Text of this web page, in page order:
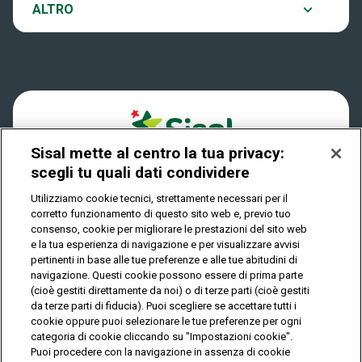
Play Your Date
Dove si gioca
Quanto si vince
Come riscuotere
ALTRO
Notifiche
Privacy
IL GIOCO È VIETATO AI MINORI E PUÒ CAUSARE
DIPENDENZA PATOLOGICA
© Copyright Sisal Italia S.p.A. - P.I. 02433760135
Privacy Cookies
Mappa
del
sito
Sisal mette al centro la tua privacy:
scegli tu quali dati condividere
Utilizziamo cookie tecnici, strettamente necessari per il
corretto funzionamento di questo sito web e, previo tuo
consenso, cookie per migliorare le prestazioni del sito web
e la tua esperienza di navigazione e per visualizzare avvisi
pertinenti in base alle tue preferenze e alle tue abitudini di
navigazione. Questi cookie possono essere di prima parte
(cioè gestiti direttamente da noi) o di terze parti (cioè gestiti
da terze parti di fiducia). Puoi scegliere se accettare tutti i
cookie oppure puoi selezionare le tue preferenze per ogni
categoria di cookie cliccando su "Impostazioni cookie".
Puoi procedere con la navigazione in assenza di cookie